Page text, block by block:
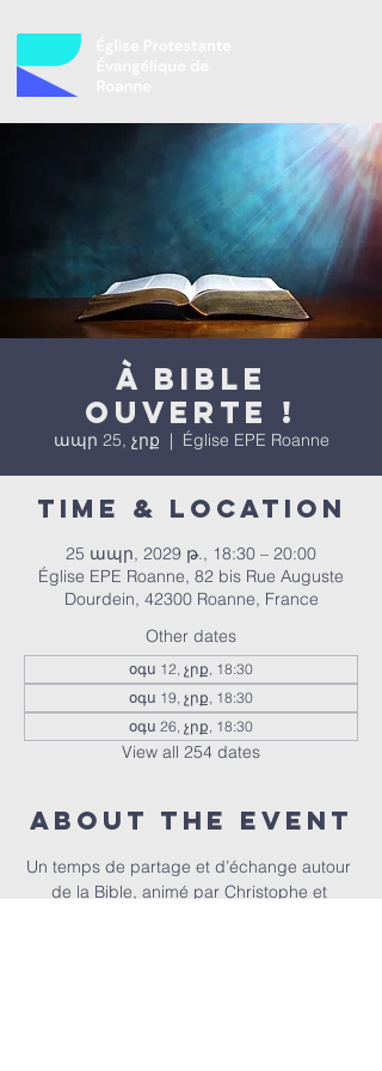
À bible
ouverte !
ապր 25, չրք
  |
Église EPE Roanne
Time & Location
25 ապր, 2029 թ., 18:30 – 20:00
Église EPE Roanne, 82 bis Rue Auguste
Dourdein, 42300 Roanne, France
Other dates
օգս 12, չրք, 18:30
օգս 19, չրք, 18:30
օգս 26, չրք, 18:30
View all 254 dates
About the event
Un temps de partage et d’échange autour
de la Bible, animé par Christophe et